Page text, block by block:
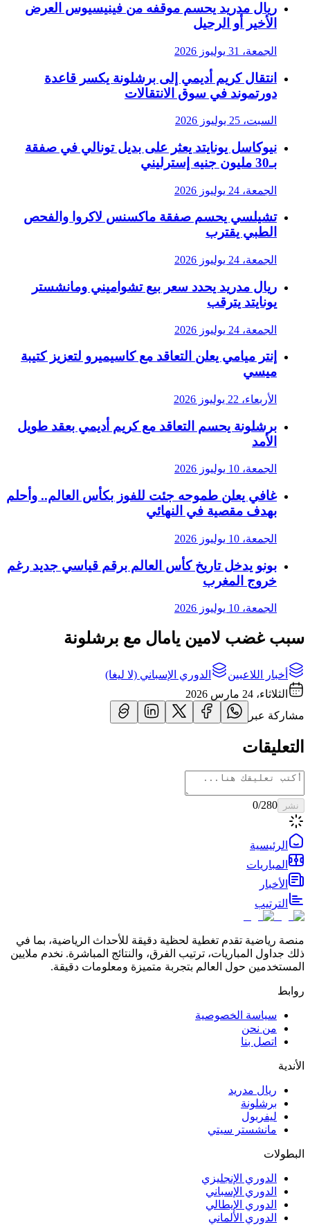
ريال مدريد يحسم موقفه من فينيسيوس العرض
الأخير أو الرحيل
الجمعة، 31 يوليوز 2026
انتقال كريم أديمي إلى برشلونة يكسر قاعدة
دورتموند في سوق الانتقالات
السبت، 25 يوليوز 2026
نيوكاسل يونايتد يعثر على بديل تونالي في صفقة
بـ30 مليون جنيه إسترليني
الجمعة، 24 يوليوز 2026
تشيلسي يحسم صفقة ماكسنس لاكروا والفحص
الطبي يقترب
الجمعة، 24 يوليوز 2026
ريال مدريد يحدد سعر بيع تشواميني ومانشستر
يونايتد يترقب
الجمعة، 24 يوليوز 2026
إنتر ميامي يعلن التعاقد مع كاسيميرو لتعزيز كتيبة
ميسي
الأربعاء، 22 يوليوز 2026
برشلونة يحسم التعاقد مع كريم أديمي بعقد طويل
الأمد
الجمعة، 10 يوليوز 2026
غافي يعلن طموحه جئت للفوز بكأس العالم.. وأحلم
بهدف مقصية في النهائي
الجمعة، 10 يوليوز 2026
بونو يدخل تاريخ كأس العالم برقم قياسي جديد رغم
خروج المغرب
الجمعة، 10 يوليوز 2026
سبب غضب لامين يامال مع برشلونة
أخبار اللاعبين
الدوري الإسباني (لا ليغا)
الثلاثاء، 24 مارس 2026
مشاركة عبر
التعليقات
نشر 0/280
الرئيسية
المباريات
الأخبار
الترتيب
منصة رياضية تقدم تغطية لحظية دقيقة للأحداث الرياضية، بما في
ذلك جداول المباريات، ترتيب الفرق، والنتائج المباشرة. نخدم ملايين
المستخدمين حول العالم بتجربة متميزة ومعلومات دقيقة.
روابط
سياسة الخصوصية
من نحن
اتصل بنا
الأندية
ريال مدريد
برشلونة
ليفربول
مانشستر سيتي
البطولات
الدوري الإنجليزي
الدوري الإسباني
الدوري الإيطالي
الدوري الألماني